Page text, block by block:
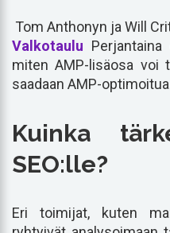
Tom Anthonyn ja Will
Valkotaulu
miten AMP-lisäosa voi
saadaan AMP-
Kuinka
SEO:lle?
Eri toimijat, kuten